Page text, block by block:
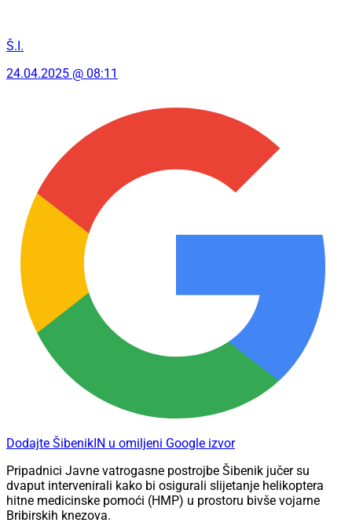
Š.I.
24.04.2025 @ 08:11
Dodajte ŠibenikIN u omiljeni Google izvor
Pripadnici Javne vatrogasne postrojbe Šibenik jučer su
dvaput intervenirali kako bi osigurali slijetanje helikoptera
hitne medicinske pomoći (HMP) u prostoru bivše vojarne
Bribirskih knezova.